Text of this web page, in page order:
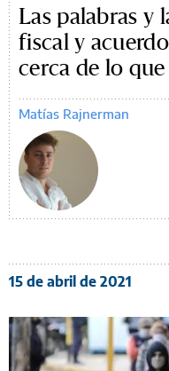
Las palabras y
fiscal y
cerca de lo
Matías Rajnerman
15 de abril de 2021